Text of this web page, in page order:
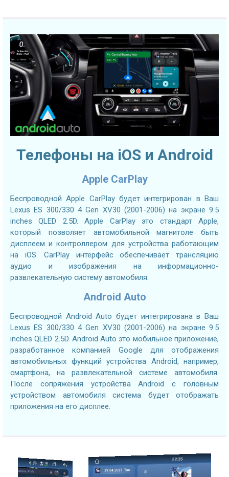
Телефоны на iOS и Android
Apple CarPlay
Беспроводной Apple CarPlay будет интегрирован в Ваш
Lexus ES 300/330 4 Gen XV30 (2001-2006) на экране 9.5
inches QLED 2.5D. Apple CarPlay это стандарт Apple,
который позволяет автомобильной магнитоле быть
дисплеем и контроллером для устройства работающим
на iOS. CarPlay интерфейс обеспечивает трансляцию
аудио и изображения на информационно-
развлекательную систему автомобиля.
Android Auto
Беспроводной Android Auto будет интегрирована в Ваш
Lexus ES 300/330 4 Gen XV30 (2001-2006) на экране 9.5
inches QLED 2.5D. Android Auto это мобильное приложение,
разработанное компанией Google для отображения
автомобильных функций устройства Android, например,
смартфона, на развлекательной системе автомобиля.
После сопряжения устройства Android с головным
устройством автомобиля система будет отображать
приложения на его дисплее.
2.7GHZ CPU